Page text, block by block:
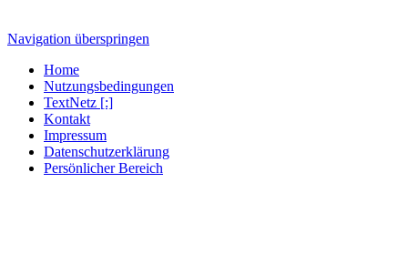
Navigation überspringen
Home
Nutzungsbedingungen
TextNetz [:]
Kontakt
Impressum
Datenschutzerklärung
Persönlicher Bereich